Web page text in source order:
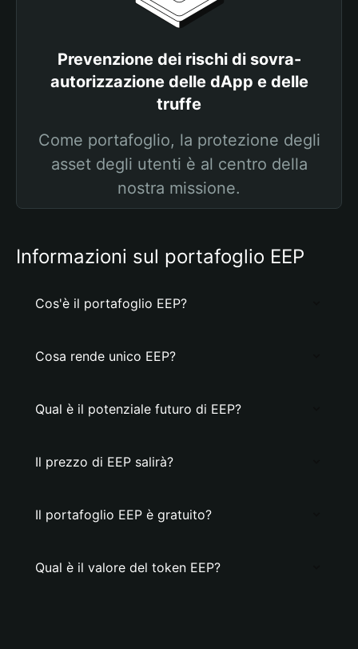
Prevenzione dei rischi di sovra-
autorizzazione delle dApp e delle
truffe
Come portafoglio, la protezione degli
asset degli utenti è al centro della
nostra missione.
Informazioni sul portafoglio EEP
Cos'è il portafoglio EEP?
Cosa rende unico EEP?
Qual è il potenziale futuro di EEP?
Il prezzo di EEP salirà?
Il portafoglio EEP è gratuito?
Qual è il valore del token EEP?